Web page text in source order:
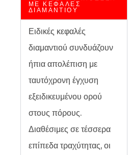
ΜΕ ΚΕΦΑΛΈΣ
ΔΙΑΜΑΝΤΙΟΎ
Ειδικές κεφαλές
διαμαντιού συνδυάζουν
ήπια απολέπιση με
ταυτόχρονη έγχυση
εξειδικευμένου ορού
στους πόρους.
Διαθέσιμες σε τέσσερα
επίπεδα τραχύτητας, οι